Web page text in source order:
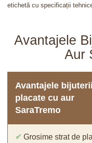
etichetă cu specificații
Avantajele
Aur
Avantajele
placate cu aur
SaraTremo
✔ Grosime strat de